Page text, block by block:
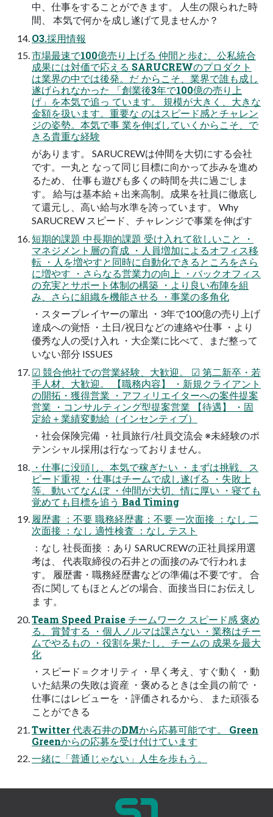
中、仕事をすることができます。 人生の限られた時
間、 本気で何かを成し遂げて見ませんか？
O3.採用情報
市場最速で100億売り上げる 仲間と歩む、公私統合
成果には対価で応える SARUCREWのプロダクト
は業界の中では後発。だ からこそ、業界で誰も成し
遂げられなかった 「創業後3年で100億の売り上
げ」を本気で追っ ています。 規模が大きく、大きな
金額を扱います。重要な のはスピード感とチャレン
ジの姿勢。本気で事 業を伸ばしていくからこそ、で
きる貴重な経験
があります。 SARUCREWは仲間を大切にする会社
です。一丸と なって同じ目標に向かって歩みを進め
るため、 仕事も遊びも多くの時間を共に過ごしま
す。 給与は基本給＋出来高制。成果を社員に徹底し
て還元し、高い給与水準を誇っています。 Why
SARUCREW スピード、チャレンジで事業を伸ばす
短期的課題 中長期的課題 受け入れて欲しいこと ・
マネジメント層の育成 ・人員増加によるオフィス移
転 ・人を増やすと同時に自動化できるところをさら
に増やす ・さらなる営業力の向上 ・バックオフィス
の充実とサポート体制の構築 ・より良い布陣を組
み、さらに組織を機能させる ・事業の多角化
・スタープレイヤーの輩出 ・3年で100億の売り上げ
達成への覚悟 ・土日/祝日などの連絡や仕事 ・より
優秀な人の受け入れ ・大企業に比べて、まだ整って
いない部分 ISSUES
☑ 競合他社での営業経験、大歓迎。 ☑ 第二新卒・若
手人材、大歓迎。 【職務内容】 ・新規クライアント
の開拓・獲得営業 ・アフィリエイターへの案件提案
営業 ・コンサルティング型提案営業 【待遇】 ・固
定給＋業績変動給（インセンティブ）
・社会保険完備 ・社員旅行/社員交流会 ※未経験のポ
テンシャル採用は行なっておりません。
・仕事に没頭し、本気で稼ぎたい ・まずは挑戦、ス
ピード重視 ・仕事はチームで成し遂げる ・失敗上
等、動いてなんぼ ・仲間が大切、情に厚い ・寝ても
覚めても目標を追う Bad Timing
履歴書 ：不要 職務経歴書：不要 一次面接 ：なし 二
次面接 ：なし 適性検査 ：なし テスト
：なし 社長面接 ：あり SARUCREWの正社員採用選
考は、 代表取締役の石井との面接のみで行われま
す。 履歴書・職務経歴書などの準備は不要です。 合
否に関してもほとんどの場合、面接当日にお伝えし
ま す。
Team Speed Praise チームワーク スピード感 褒め
る、賞賛する ・個人ノルマは課さない ・業務はチー
ムでやるもの ・役割を果たし、チームの 成果を最大
化
・スピード＝クオリティ ・早く考え、すぐ動く ・動
いた結果の失敗は資産 ・褒めるときは全員の前で ・
仕事にはレビューを ・評価されるから、 また頑張る
ことができる
Twitter 代表石井のDMから応募可能です。 Green
Greenからの応募を受け付けています
一緒に「普通じゃない」人生を歩もう。